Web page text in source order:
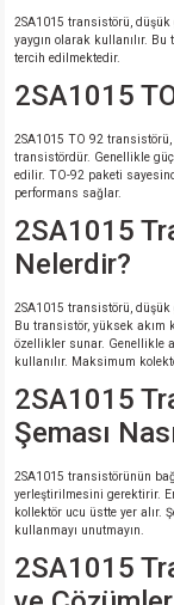
2SA1015 transistörü,
yaygın olarak kullanılır. Bu
tercih edilmektedir.
2SA1015
2SA1015 TO 92
transistördür. Genellikle
edilir. TO-92 paketi
performans sağlar.
2SA1015
Nelerdir?
2SA1015 transistörü,
Bu transistör, yüksek akım
özellikler sunar. Genellikle
kullanılır. Maksimum
2SA1015
Şeması
2SA1015 transistörünün
yerleştirilmesini gerektirir.
kollektör ucu üstte yer alır.
kullanmayı unutmayın.
2SA1015